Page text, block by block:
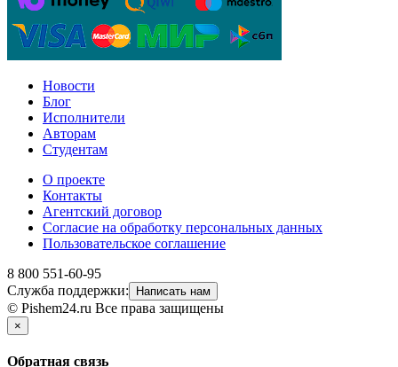
Новости
Блог
Исполнители
Авторам
Студентам
О проекте
Контакты
Агентский договор
Согласие на обработку персональных данных
Пользовательское соглашение
8 800 551-60-95
Служба поддержки:
Написать нам
© Pishem24.ru Все права защищены
×
Обратная связь